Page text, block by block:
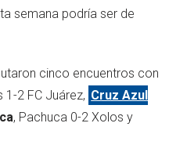
semana podría ser de
cinco encuentros con
1-2 FC Juárez, Cruz Azul
, Pachuca 0-2 Xolos y